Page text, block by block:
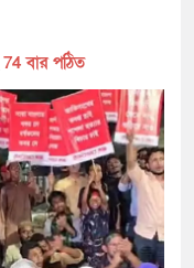
74 বার পঠিত